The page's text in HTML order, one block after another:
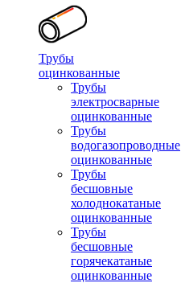
Трубы
оцинкованные
Трубы
электросварные
оцинкованные
Трубы
водогазопроводные
оцинкованные
Трубы
бесшовные
холоднокатаные
оцинкованные
Трубы
бесшовные
горячекатаные
оцинкованные